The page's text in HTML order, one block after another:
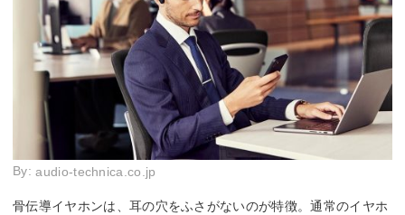
By:audio-technica.co.jp
骨伝導イヤホンは、耳の穴をふさがないのが特徴。通常のイヤホ